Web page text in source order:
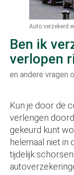
Auto verzekerd
Ben ik
verlopen
en andere vragen
Kun je door de
verlengen
gekeurd kunt
helemaal niet in
tijdelijk